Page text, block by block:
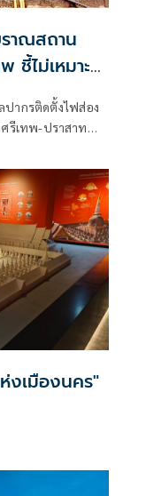
าณสถาน
ชี้ไม่เหมาะ
ปากรติดตั้งไฟส่อง
ศรีเทพ-ปราสาท
ม ห่วงกระทบทำ
ดกโลก
งเมืองนคร"